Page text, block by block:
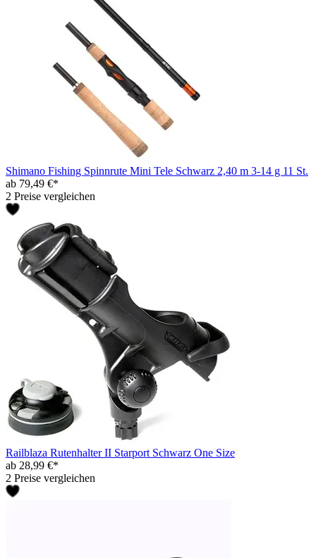
Shimano Fishing Spinnrute Mini Tele Schwarz 2,40 m 3-14 g 11 St.
ab 79,49 €*
2 Preise vergleichen
Railblaza Rutenhalter II Starport Schwarz One Size
ab 28,99 €*
2 Preise vergleichen